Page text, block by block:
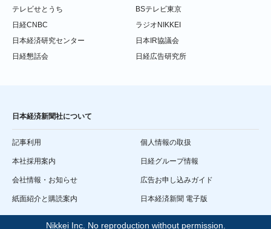
テレビせとうち
BSテレビ東京
日経CNBC
ラジオNIKKEI
日本経済研究センター
日本IR協議会
日経懇話会
日経広告研究所
日本経済新聞社について
記事利用 個人情報の取扱
本社採用案内 日経グループ情報
会社情報・お知らせ 広告お申し込みガイド
紙面紹介と購読案内 日本経済新聞 電子版
Nikkei Inc. No reproduction without permission.